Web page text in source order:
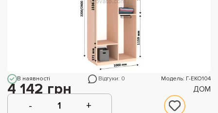
В наявності Відгуки: 0 Модель: Г-ЕКО104
4 142 грн ДОМ